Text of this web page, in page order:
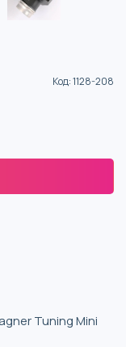
Код:1128-208
Tuning Mini